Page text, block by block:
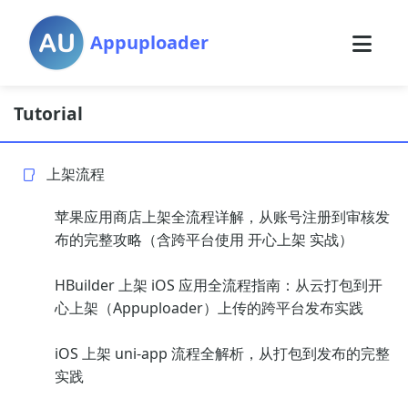
Appuploader
Tutorial
上架流程
苹果应用商店上架全流程详解，从账号注册到审核发
布的完整攻略（含跨平台使用 开心上架 实战）
HBuilder 上架 iOS 应用全流程指南：从云打包到开
心上架（Appuploader）上传的跨平台发布实践
iOS 上架 uni-app 流程全解析，从打包到发布的完整
实践